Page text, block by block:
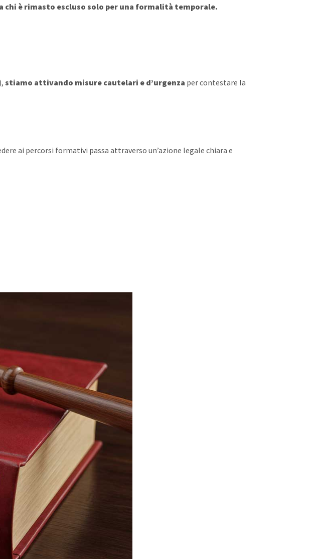
chi è rimasto escluso solo per una formalità temporale.
stiamo attivando misure cautelari e d’urgenza per contestare la
ai percorsi formativi passa attraverso un’azione legale chiara e